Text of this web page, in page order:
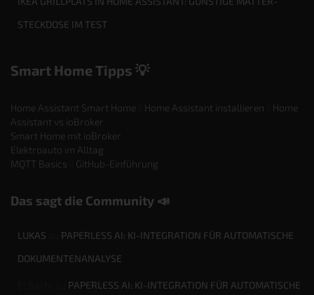
STECKDOSE IM TEST
Smart Home Tipps 💡
Home Assistant Smart Home Home Assistant installieren
Home
Assistant vs ioBroker
Smart Home mit ioBroker
Elektroauto im Alltag
MQTT Basics
GitHub-Einführung
Das sagt die Community 📣
LUKAS
PAPERLESS AI: KI-INTEGRATION FÜR AUTOMATISCHE
DOKUMENTENANALYSE
PAPERLESS AI: KI-INTEGRATION FÜR AUTOMATISCHE